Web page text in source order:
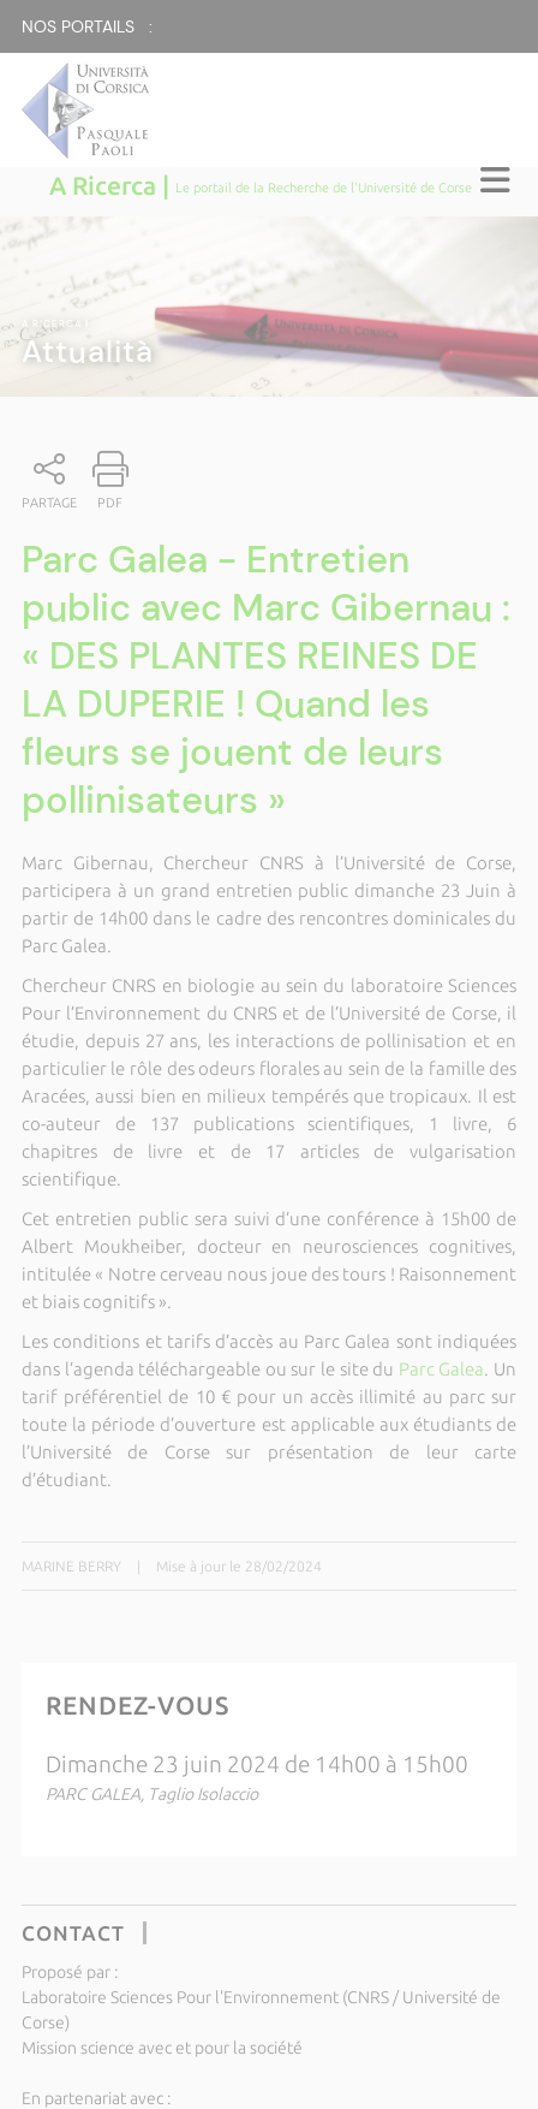
NOS PORTAILS :
A Ricerca | Le portail de la Recherche de l'Université de Corse
A RICERCA
Attualità
PARTAGE PDF
Parc Galea - Entretien
public avec Marc Gibernau :
« DES PLANTES REINES DE
LA DUPERIE ! Quand les
fleurs se jouent de leurs
pollinisateurs »
Marc Gibernau, Chercheur CNRS à l’Université de Corse,
participera à un grand entretien public dimanche 23 Juin à
partir de 14h00 dans le cadre des rencontres dominicales du
Parc Galea.
Chercheur CNRS en biologie au sein du laboratoire Sciences
Pour l’Environnement du CNRS et de l’Université de Corse, il
étudie, depuis 27 ans, les interactions de pollinisation et en
particulier le rôle des odeurs florales au sein de la famille des
Aracées, aussi bien en milieux tempérés que tropicaux. Il est
co-auteur de 137 publications scientifiques, 1 livre, 6
chapitres de livre et de 17 articles de vulgarisation
scientifique.
Cet entretien public sera suivi d’une conférence à 15h00 de
Albert Moukheiber, docteur en neurosciences cognitives,
intitulée « Notre cerveau nous joue des tours ! Raisonnement
et biais cognitifs ».
Les conditions et tarifs d’accès au Parc Galea sont indiquées
dans l’agenda téléchargeable ou sur le site du Parc Galea. Un
tarif préférentiel de 10 € pour un accès illimité au parc sur
toute la période d’ouverture est applicable aux étudiants de
l’Université de Corse sur présentation de leur carte
d’étudiant.
MARINE BERRY Mise à jour le 28/02/2024
RENDEZ-VOUS
Dimanche 23 juin 2024 de 14h00 à 15h00
PARC GALEA, Taglio Isolaccio
CONTACT
Proposé par :
Laboratoire Sciences Pour l'Environnement (CNRS / Université de
Corse)
Mission science avec et pour la société
En partenariat avec :